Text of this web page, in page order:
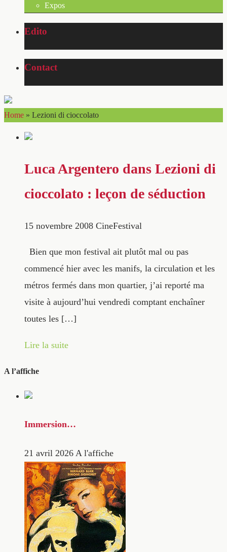
Expos
Edito
Contact
Home » Lezioni di cioccolato
Luca Argentero dans Lezioni di
cioccolato : leçon de séduction
15 novembre 2008 CineFestival
Bien que mon festival ait plutôt mal ou pas
commencé hier avec les manifs, la circulation et les
métros fermés dans mon quartier, j’ai reporté ma
visite à aujourd’hui vendredi comptant enchaîner
toutes les […]
Lire la suite
A l’affiche
Immersion…
21 avril 2026 A l'affiche